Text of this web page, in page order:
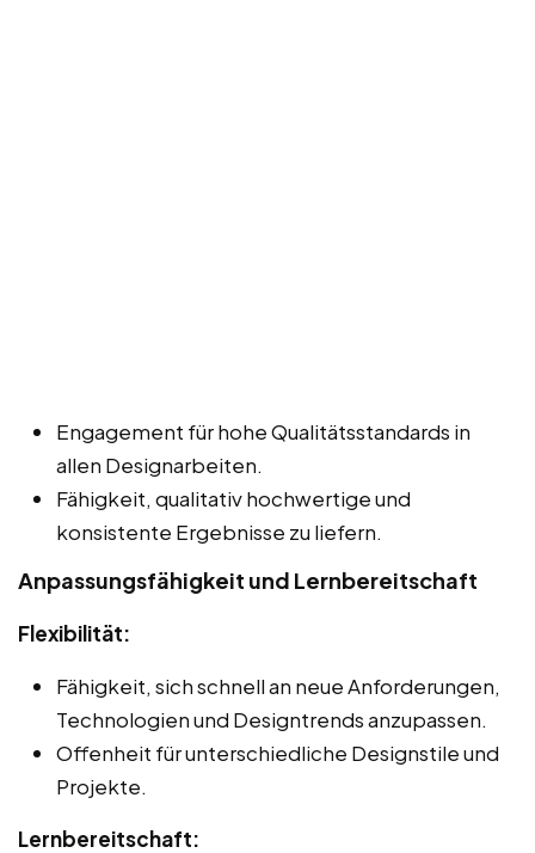
Engagement für hohe Qualitätsstandards in
allen Designarbeiten.
Fähigkeit, qualitativ hochwertige und
konsistente Ergebnisse zu liefern.
Anpassungsfähigkeit und Lernbereitschaft
Flexibilität:
Fähigkeit, sich schnell an neue Anforderungen,
Technologien und Designtrends anzupassen.
Offenheit für unterschiedliche Designstile und
Projekte.
Lernbereitschaft: